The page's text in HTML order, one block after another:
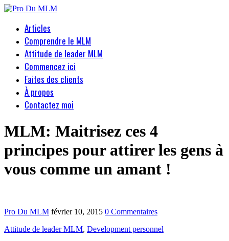
Articles
Comprendre le MLM
Attitude de leader MLM
Commencez ici
Faites des clients
À propos
Contactez moi
MLM: Maitrisez ces 4
principes pour attirer les gens à
vous comme un amant !
Pro Du MLM février 10, 2015 0 Commentaires
Attitude de leader MLM, Development personnel